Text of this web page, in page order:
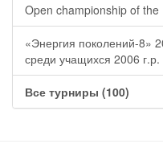
Open championship of
«Энергия поколений-8»
среди учащихся 2006
Все турниры (100)